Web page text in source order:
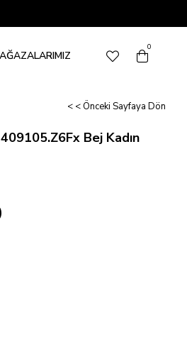
0
< < Önceki Sayfaya Dön
Bej Kadın